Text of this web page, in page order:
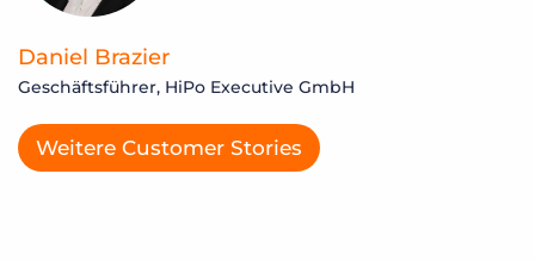
Daniel Brazier
Geschäftsführer, HiPo Executive GmbH
Weitere Customer Stories